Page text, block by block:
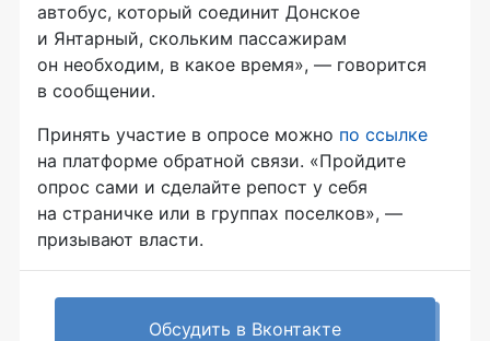
автобус, который соединит Донское
и Янтарный, скольким пассажирам
он необходим, в какое время», — говорится
в сообщении.
Принять участие в опросе можно по ссылке
на платформе обратной связи. «Пройдите
опрос сами и сделайте репост у себя
на страничке или в группах поселков», —
призывают власти.
Обсудить в Вконтакте